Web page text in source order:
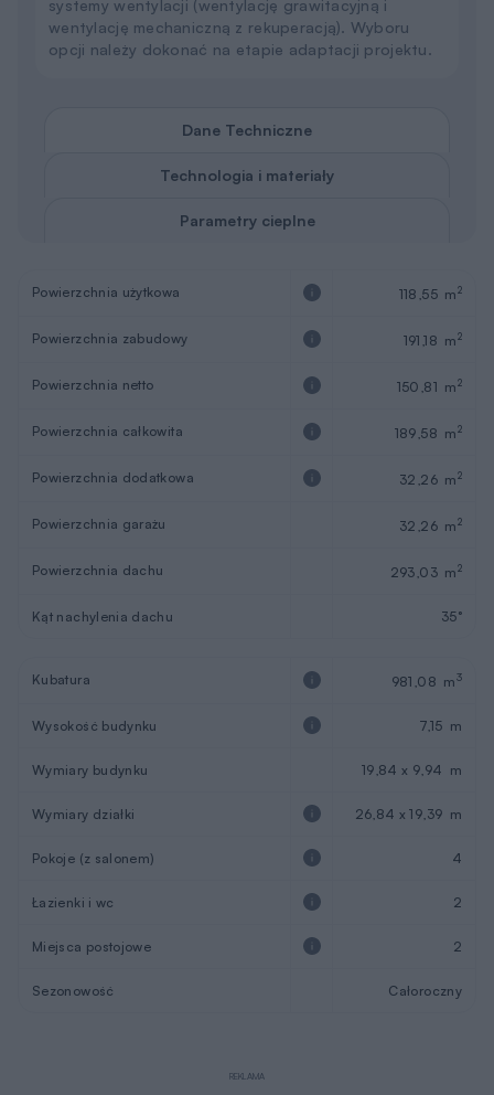
systemy wentylacji (wentylację grawitacyjną i
wentylację mechaniczną z rekuperacją). Wyboru
opcji należy dokonać na etapie adaptacji projektu.
Dane Techniczne
Technologia i materiały
Parametry cieplne
Powierzchnia użytkowa 118,55 m2
Powierzchnia zabudowy 191,18 m2
Powierzchnia netto 150,81 m2
Powierzchnia całkowita 189,58 m2
Powierzchnia dodatkowa 32,26 m2
Powierzchnia garażu 32,26 m2
Powierzchnia dachu 293,03 m2
Kąt nachylenia dachu 35°
Kubatura 981,08 m3
Wysokość budynku 7,15 m
Wymiary budynku 19,84 x 9,94 m
Wymiary działki 26,84 x 19,39 m
Pokoje (z salonem) 4
Łazienki i wc 2
Miejsca postojowe 2
Sezonowość Całoroczny
REKLAMA